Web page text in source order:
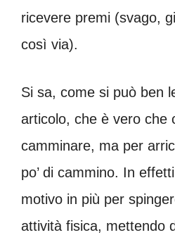
ricevere premi (svago,
così via).
Si sa, come si può ben
articolo, che è vero che
camminare, ma per
po’ di cammino. In
motivo in più per
attività fisica, mettendo